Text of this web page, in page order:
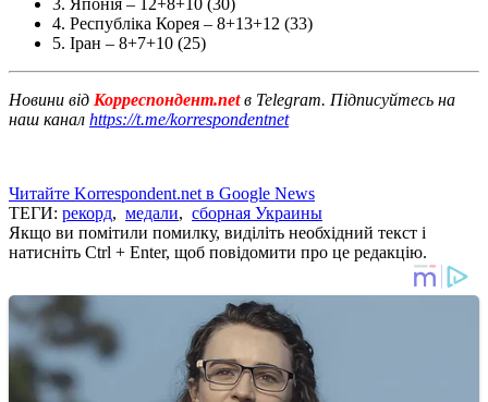
4. Республіка Корея – 8+13+12 (33)
5. Іран – 8+7+10 (25)
Новини від Корреспондент.netв Telegram. Підписуйтесь на
наш канал https://t.me/korrespondentnet
Читайте Korrespondent.net в Google News
ТЕГИ: рекорд, медали, сборная Украины
Якщо ви помітили помилку, виділіть необхідний текст і
натисніть Ctrl + Enter, щоб повідомити про це редакцію.